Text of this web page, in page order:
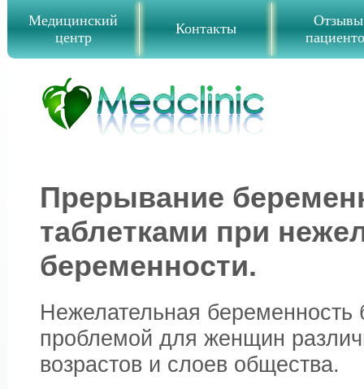
Медицинский
центр
Контакты
Отзывы
Прерывание
таблетками при
беременности.
Нежелательная беременность
проблемой для женщин
возрастов и слоев общества.